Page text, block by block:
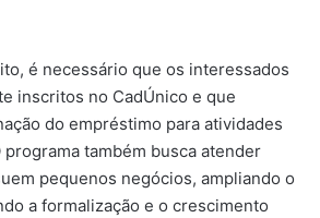
é necessário que os interessados
inscritos no CadÚnico e que
do empréstimo para atividades
também busca atender
pequenos negócios, ampliando o
a formalização e o crescimento